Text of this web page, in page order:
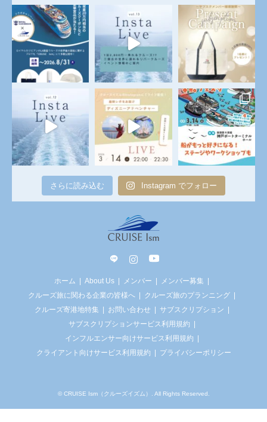
さらに読み込む Instagram でフォロー
ホーム About Us メンバー
メンバー募集
クルーズ旅に関わる企業の皆様へ
クルーズ旅のプランニング
クルーズ寄港地特集
お問い合わせ
サブスクリプション
サブスクリプションサービス利用規約
インフルエンサー向けサービス利用規約
クライアント向けサービス利用規約
プライバシーポリシー
© CRUISE Ism（クルーズイズム） . All Rights Reserved.